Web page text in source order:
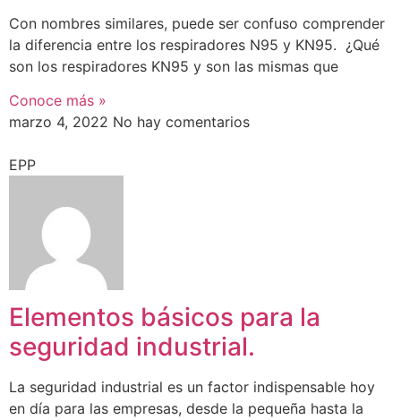
Con nombres similares, puede ser confuso comprender
la diferencia entre los respiradores N95 y KN95. ¿Qué
son los respiradores KN95 y son las mismas que
Conoce más »
marzo 4, 2022 No hay comentarios
EPP
Elementos básicos para la
seguridad industrial.
La seguridad industrial es un factor indispensable hoy
en día para las empresas, desde la pequeña hasta la